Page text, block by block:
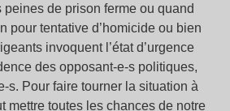
de prison ferme ou quand
pour tentative d’homicide ou bien
invoquent l’état d’urgence
des opposant-e-s politiques,
s. Pour faire tourner la situation à
mettre toutes les chances de notre